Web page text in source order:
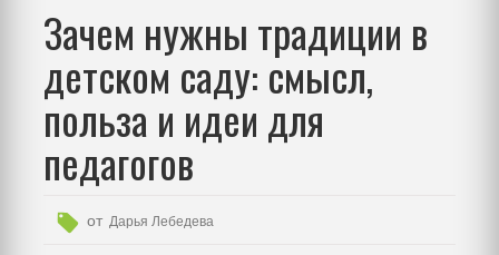
Зачем нужны традиции в
детском саду: смысл,
польза и идеи для
педагогов
от Дарья Лебедева